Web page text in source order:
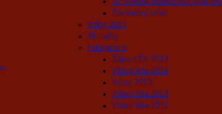
Závěrečný účet
Volby 2017
Aktuality
Fotogalerie
Zájezd ČK 2014
Vítání léta 2014
Výlov 2013
Vítání léta 2013
Vítání léta 2012